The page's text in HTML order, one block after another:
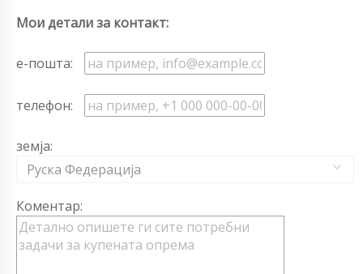
Мои детали за контакт:
е-пошта:
телефон:
земја:
Руска Федерација
Коментар: